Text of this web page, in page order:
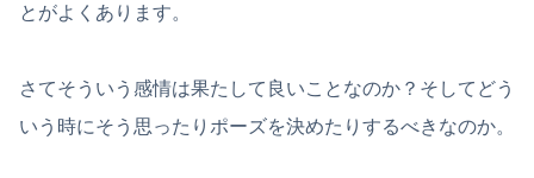
とがよくあります。
さてそういう感情は果たして良いことなのか？そしてどう
いう時にそう思ったりポーズを決めたりするべきなのか。